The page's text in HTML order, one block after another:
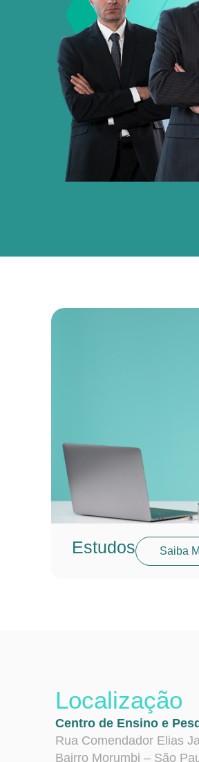
Estudos Saiba
Localização
Centro de Ensino e
Rua Comendador Elias
Bairro Morumbi – São